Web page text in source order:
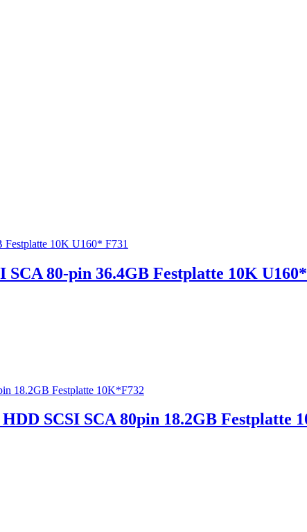
80-pin 36.4GB Festplatte 10K
SCSI SCA 80pin 18.2GB Festplatte